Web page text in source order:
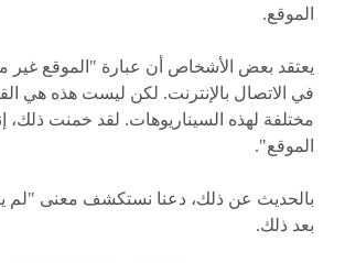
الموقع.
يعتقد بعض الأشخاص أن عبارة "الموقع غير
في الاتصال بالإنترنت. لكن ليست هذه هي
مختلفة لهذه السيناريوهات. لقد خمنت ذلك،
الموقع".
بالحديث عن ذلك، دعنا نستكشف معنى "لم
بعد ذلك.